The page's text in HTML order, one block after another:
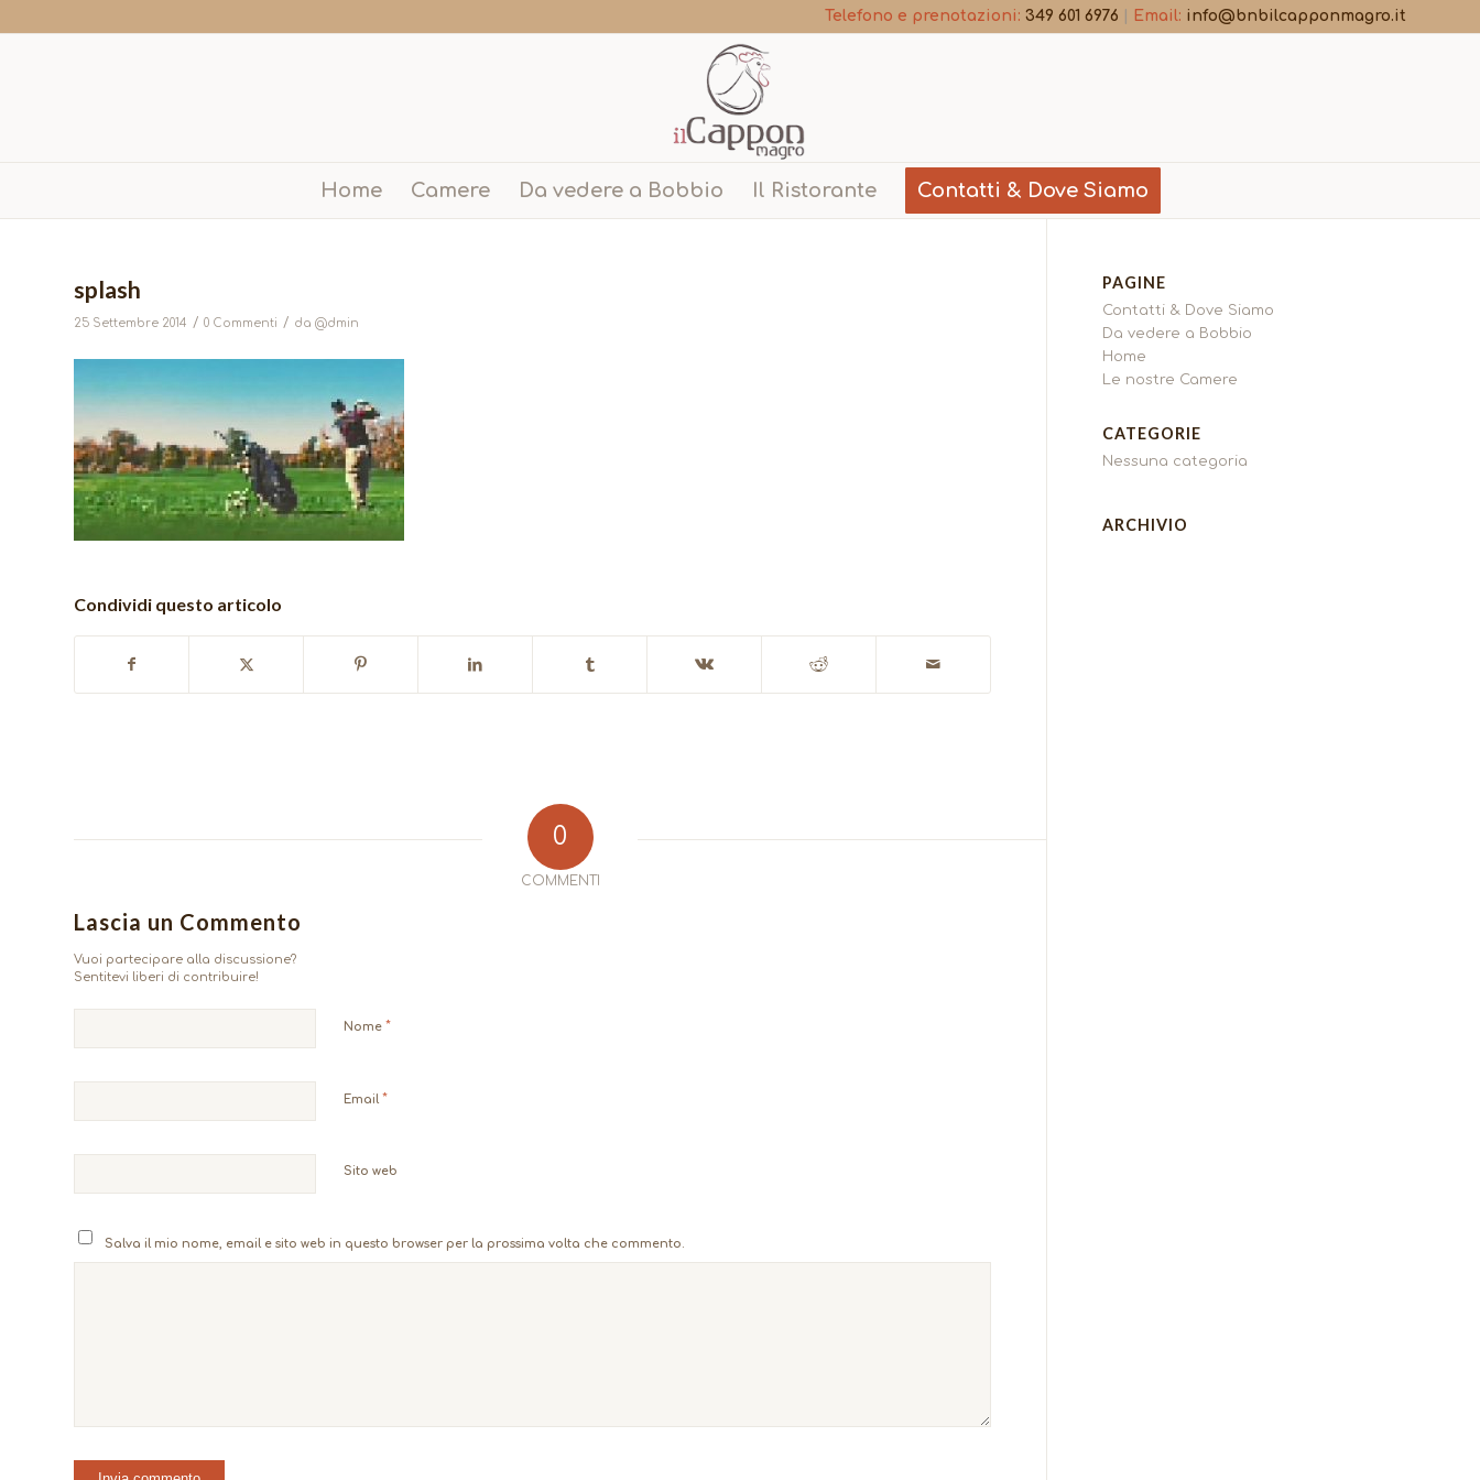
Telefono e prenotazioni: 349 601 6976 Email: info@bnbilcapponmagro.it
Home Camere Da vedere a Bobbio Il Ristorante Contatti & Dove Siamo
splash
25 Settembre 2014 / 0 Commenti / da @dmin
Condividi questo articolo
0
COMMENTI
Lascia un Commento
Vuoi partecipare alla discussione?
Sentitevi liberi di contribuire!
Nome *
Email *
Sito web
Salva il mio nome, email e sito web in questo browser per la prossima volta che commento.
PAGINE
Contatti & Dove Siamo
Da vedere a Bobbio
Home
Le nostre Camere
CATEGORIE
Nessuna categoria
ARCHIVIO